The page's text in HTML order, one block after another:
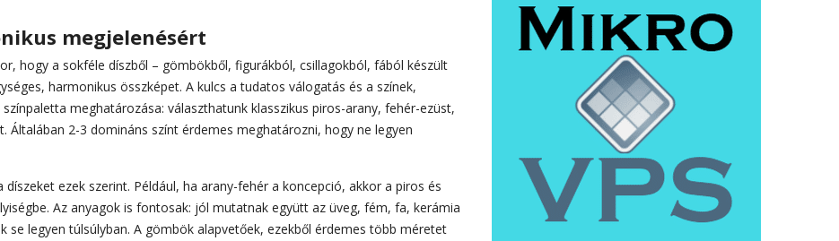
megjelenésért
hogy a sokféle díszből – gömbökből, figurákból, csillagokból, fából készült
harmonikus összképet. A kulcs a tudatos válogatás és a színek,
meghatározása: választhatunk klasszikus piros-arany, fehér-ezüst,
Általában 2-3 domináns színt érdemes meghatározni, hogy ne legyen
ezek szerint. Például, ha arany-fehér a koncepció, akkor a piros és
Az anyagok is fontosak: jól mutatnak együtt az üveg, fém, fa, kerámia
se legyen túlsúlyban. A gömbök alapvetőek, ezekből érdemes több méretet